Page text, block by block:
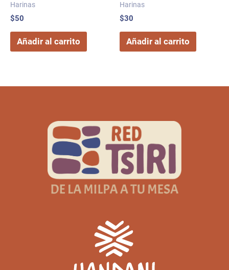
Harinas
$50
Añadir al carrito
Harinas
$30
Añadir al carrito